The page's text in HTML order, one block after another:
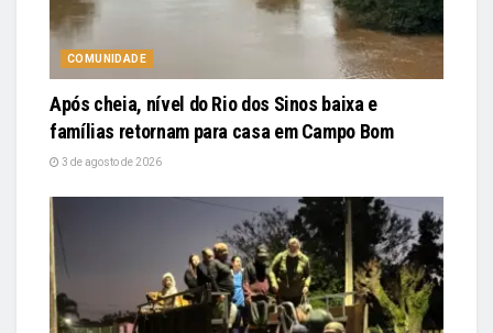
COMUNIDADE
Após cheia, nível do Rio dos Sinos baixa e
famílias retornam para casa em Campo Bom
3 de agosto de 2026